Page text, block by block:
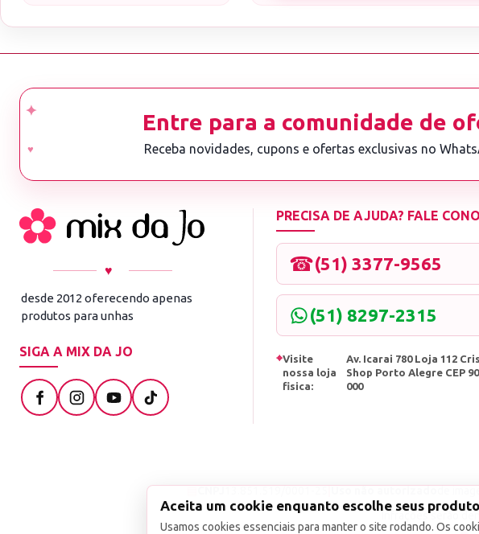
Entre para a comunidade de
Receba novidades, cupons e ofertas exclusivas no
♥
desde 2012 oferecendo apenas
produtos para unhas
SIGA A MIX DA JO
PRECISA DE AJUDA? FALE
☎(51) 3377-9565
(51) 8297-2315
⌖Visite
nossa loja
fisica:
Av. Icarai 780 Loja 112
Shop Porto Alegre CEP
000
Infrações serão
Aceita um cookie enquanto escolhe seus
Usamos cookies essenciais para manter o site rodando. Os